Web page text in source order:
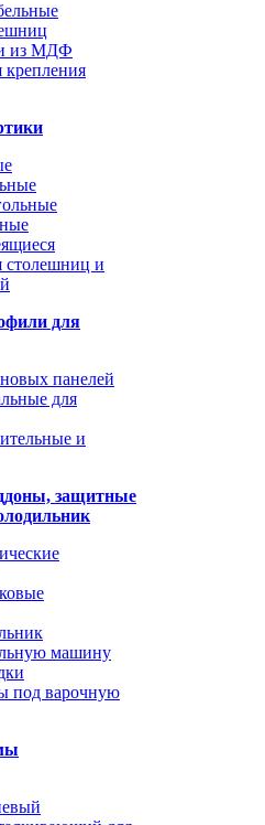
из МДФ
столешниц и
для
панелей
для
и
защитные
машину
под варочную